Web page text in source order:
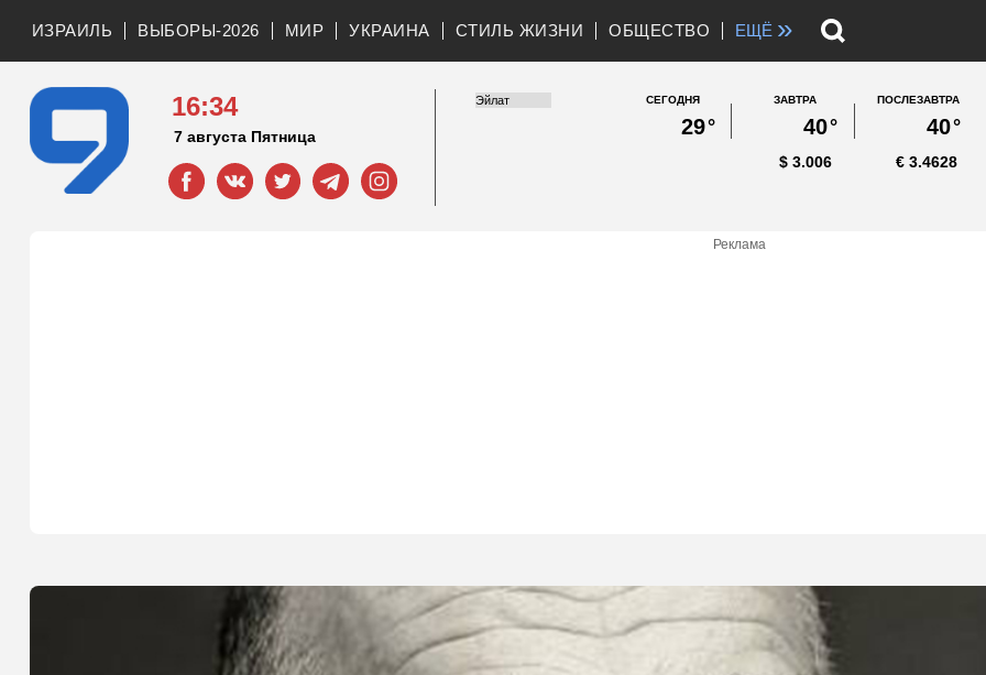
ИЗРАИЛЬ ВЫБОРЫ-2026 МИР УКРАИНА СТИЛЬ ЖИЗНИ ОБЩЕСТВО ЕЩЁ »
16:34
7 августа Пятница
СЕГОДНЯ
29°
ЗАВТРА
40°
ПОСЛЕЗАВТРА
40°
3.006
$ 3.4628
€
Реклама